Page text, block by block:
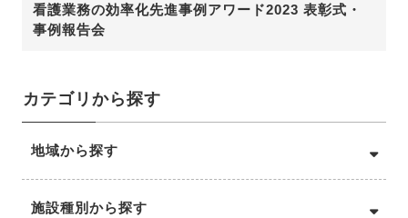
看護業務の効率化先進事例アワード2023 表彰式・
事例報告会
カテゴリから探す
地域から探す
施設種別から探す